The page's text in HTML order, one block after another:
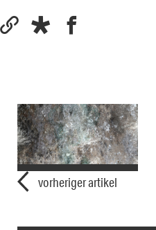
vorheriger artikel